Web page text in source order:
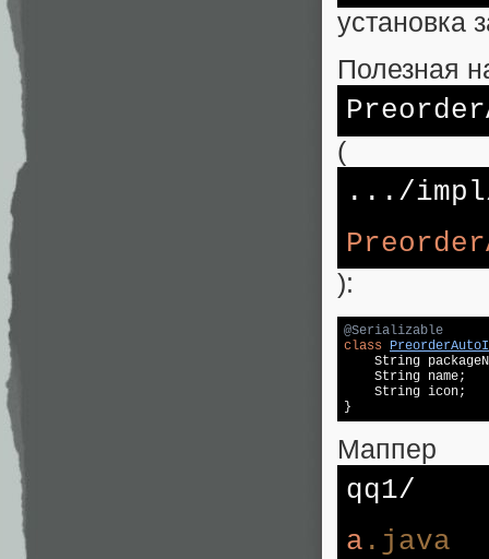
установка
Полезная
(
... /
):
@Serializable
class
String
    String name;
    String icon;
}
Маппер
qq1/
a .java